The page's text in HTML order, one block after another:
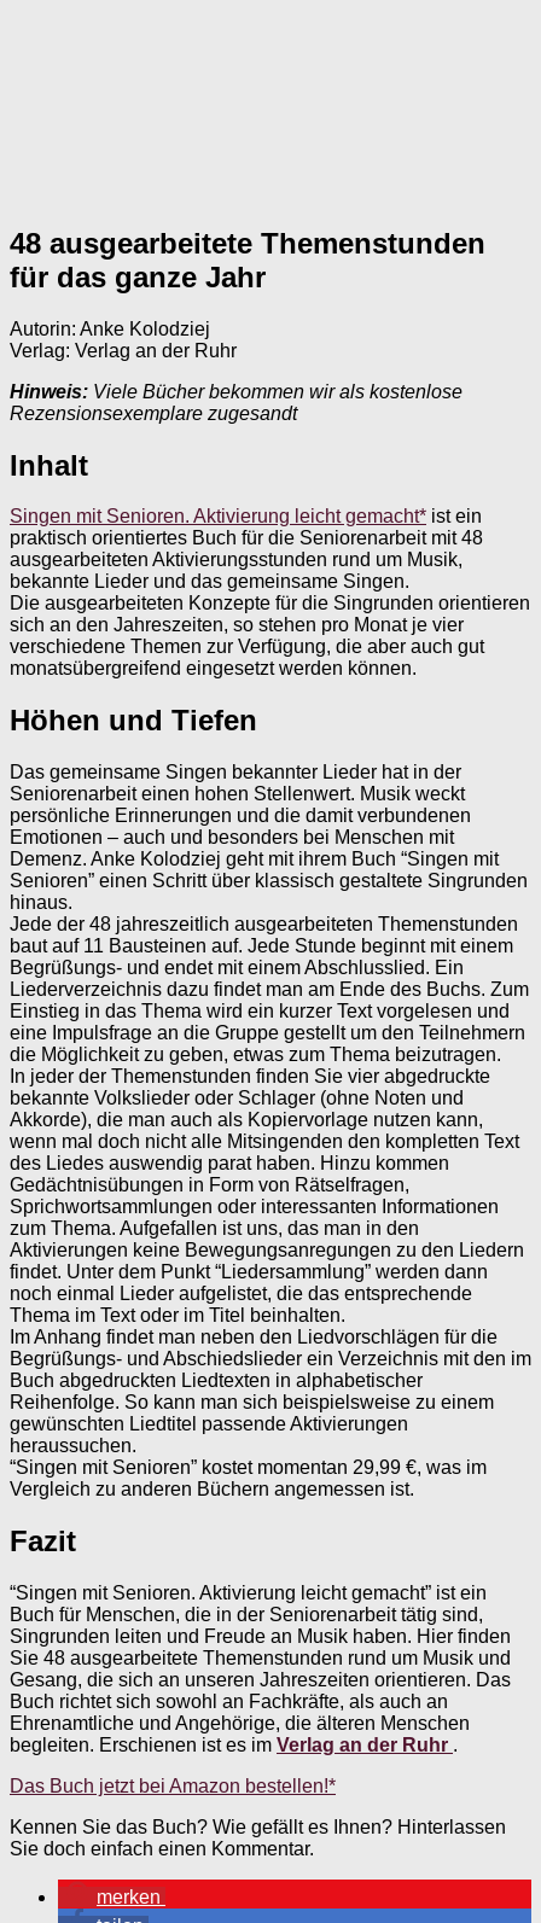
48 ausgearbeitete Themenstunden
für das ganze Jahr
Autorin: Anke Kolodziej
Verlag: Verlag an der Ruhr
Hinweis: Viele Bücher bekommen wir als kostenlose
Rezensionsexemplare zugesandt
Inhalt
Singen mit Senioren. Aktivierung leicht gemacht* ist ein
praktisch orientiertes Buch für die Seniorenarbeit mit 48
ausgearbeiteten Aktivierungsstunden rund um Musik,
bekannte Lieder und das gemeinsame Singen.
Die ausgearbeiteten Konzepte für die Singrunden orientieren
sich an den Jahreszeiten, so stehen pro Monat je vier
verschiedene Themen zur Verfügung, die aber auch gut
monatsübergreifend eingesetzt werden können.
Höhen und Tiefen
Das gemeinsame Singen bekannter Lieder hat in der
Seniorenarbeit einen hohen Stellenwert. Musik weckt
persönliche Erinnerungen und die damit verbundenen
Emotionen – auch und besonders bei Menschen mit
Demenz. Anke Kolodziej geht mit ihrem Buch “Singen mit
Senioren” einen Schritt über klassisch gestaltete Singrunden
hinaus.
Jede der 48 jahreszeitlich ausgearbeiteten Themenstunden
baut auf 11 Bausteinen auf. Jede Stunde beginnt mit einem
Begrüßungs- und endet mit einem Abschlusslied. Ein
Liederverzeichnis dazu findet man am Ende des Buchs. Zum
Einstieg in das Thema wird ein kurzer Text vorgelesen und
eine Impulsfrage an die Gruppe gestellt um den Teilnehmern
die Möglichkeit zu geben, etwas zum Thema beizutragen.
In jeder der Themenstunden finden Sie vier abgedruckte
bekannte Volkslieder oder Schlager (ohne Noten und
Akkorde), die man auch als Kopiervorlage nutzen kann,
wenn mal doch nicht alle Mitsingenden den kompletten Text
des Liedes auswendig parat haben. Hinzu kommen
Gedächtnisübungen in Form von Rätselfragen,
Sprichwortsammlungen oder interessanten Informationen
zum Thema. Aufgefallen ist uns, das man in den
Aktivierungen keine Bewegungsanregungen zu den Liedern
findet. Unter dem Punkt “Liedersammlung” werden dann
noch einmal Lieder aufgelistet, die das entsprechende
Thema im Text oder im Titel beinhalten.
Im Anhang findet man neben den Liedvorschlägen für die
Begrüßungs- und Abschiedslieder ein Verzeichnis mit den im
Buch abgedruckten Liedtexten in alphabetischer
Reihenfolge. So kann man sich beispielsweise zu einem
gewünschten Liedtitel passende Aktivierungen
heraussuchen.
“Singen mit Senioren” kostet momentan 29,99 €, was im
Vergleich zu anderen Büchern angemessen ist.
Fazit
“Singen mit Senioren. Aktivierung leicht gemacht” ist ein
Buch für Menschen, die in der Seniorenarbeit tätig sind,
Singrunden leiten und Freude an Musik haben. Hier finden
Sie 48 ausgearbeitete Themenstunden rund um Musik und
Gesang, die sich an unseren Jahreszeiten orientieren. Das
Buch richtet sich sowohl an Fachkräfte, als auch an
Ehrenamtliche und Angehörige, die älteren Menschen
begleiten. Erschienen ist es im Verlag an der Ruhr .
Das Buch jetzt bei Amazon bestellen!*
Kennen Sie das Buch? Wie gefällt es Ihnen? Hinterlassen
Sie doch einfach einen Kommentar.
merken